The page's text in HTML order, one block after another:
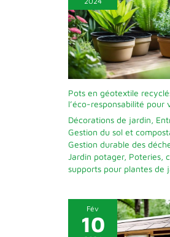
Pots en géotextile
l’éco-responsabilité pour
Décorations de jardin,
Gestion du sol et
Gestion durable des
Jardin potager, Poteries,
supports pour plantes de
Fév
10